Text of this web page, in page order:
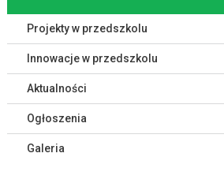
Projekty w przedszkolu
Innowacje w przedszkolu
Aktualności
Ogłoszenia
Galeria